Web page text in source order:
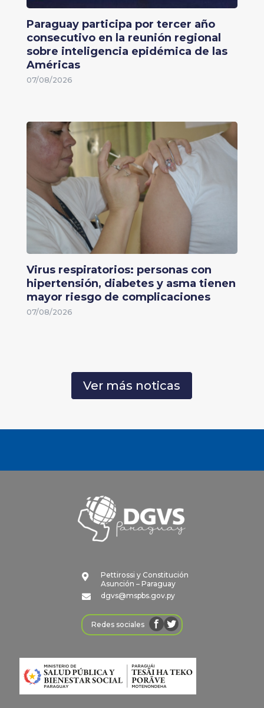
Paraguay participa por tercer año
consecutivo en la reunión regional
sobre inteligencia epidémica de las
Américas
07/08/2026
Virus respiratorios: personas con
hipertensión, diabetes y asma tienen
mayor riesgo de complicaciones
07/08/2026
Ver más noticas

Pettirossi y Constitución
Asunción – Paraguay

dgvs@mspbs.gov.py
Redes sociales